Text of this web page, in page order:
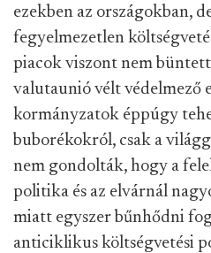
ezekben az országokban,
fegyelmezetlen
piacok viszont nem
valutaunió vélt védelmező
kormányzatok éppúgy
buborékokról, csak a
nem gondolták, hogy a
politika és az elvárnál
miatt egyszer bűnhődni
anticiklikus költségvetési